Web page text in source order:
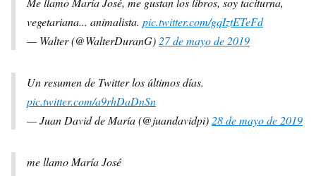
vegetariana... animalista. pic.twitter.com/gqIztETeFd
— Walter (@WalterDuranG)27 de mayo de 2019
Un resumen de Twitter los últimos días.
pic.twitter.com/a9rhDaDnSn
— Juan David de María (@juandavidpi)28 de mayo de 2019
me llamo María José